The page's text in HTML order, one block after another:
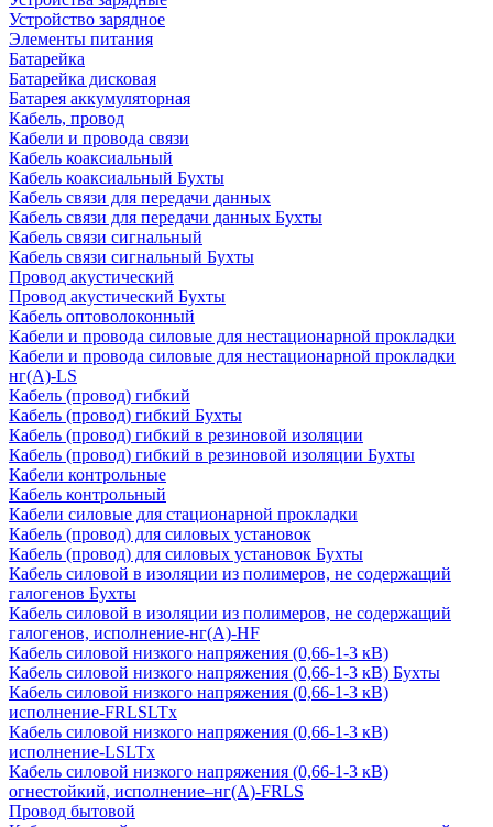
Устройство зарядное
Элементы питания
Батарейка
Батарейка дисковая
Батарея аккумуляторная
Кабель, провод
Кабели и провода связи
Кабель коаксиальный
Кабель коаксиальный Бухты
Кабель связи для передачи данных
Кабель связи для передачи данных Бухты
Кабель связи сигнальный
Кабель связи сигнальный Бухты
Провод акустический
Провод акустический Бухты
Кабель оптоволоконный
Кабели и провода силовые для нестационарной прокладки
Кабели и провода силовые для нестационарной прокладки
нг(А)-LS
Кабель (провод) гибкий
Кабель (провод) гибкий Бухты
Кабель (провод) гибкий в резиновой изоляции
Кабель (провод) гибкий в резиновой изоляции Бухты
Кабели контрольные
Кабель контрольный
Кабели силовые для стационарной прокладки
Кабель (провод) для силовых установок
Кабель (провод) для силовых установок Бухты
Кабель силовой в изоляции из полимеров, не содержащий
галогенов Бухты
Кабель силовой в изоляции из полимеров, не содержащий
галогенов, исполнение-нг(А)-HF
Кабель силовой низкого напряжения (0,66-1-3 кВ)
Кабель силовой низкого напряжения (0,66-1-3 кВ) Бухты
Кабель силовой низкого напряжения (0,66-1-3 кВ)
исполнение-FRLSLTx
Кабель силовой низкого напряжения (0,66-1-3 кВ)
исполнение-LSLTx
Кабель силовой низкого напряжения (0,66-1-3 кВ)
огнестойкий, исполнение–нг(А)-FRLS
Провод бытовой